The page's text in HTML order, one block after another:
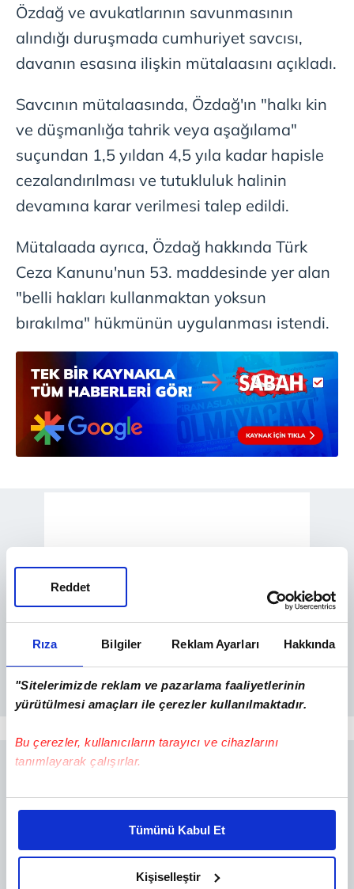
Rıza Bilgiler Reklam Ayarları Hakkında
"Sitelerimizde reklam ve pazarlama faaliyetlerinin
yürütülmesi amaçları ile çerezler kullanılmaktadır.
Bu çerezler, kullanıcıların tarayıcı ve cihazlarını
tanımlayarak çalışırlar.
Bu çerezlere izin vermeniz halinde sizlere özel
daha iyi reklam deneyimi yaşatabiliriz. Bunu yaparken
amacımızın size daha iyi bir reklam deneyimi sunmak
olduğunu ve sizlere en iyi içerikleri sunabilmek adına
Tümünü Kabul Et
Kişiselleştir
Reddet
Özdağ ve avukatlarının savunmasının
alındığı duruşmada cumhuriyet savcısı,
davanın esasına ilişkin mütalaasını açıkladı.
Savcının mütalaasında, Özdağ'ın "halkı kin
ve düşmanlığa tahrik veya aşağılama"
suçundan 1,5 yıldan 4,5 yıla kadar hapisle
cezalandırılması ve tutukluluk halinin
devamına karar verilmesi talep edildi.
Mütalaada ayrıca, Özdağ hakkında Türk
Ceza Kanunu'nun 53. maddesinde yer alan
"belli hakları kullanmaktan yoksun
bırakılma" hükmünün uygulanması istendi.